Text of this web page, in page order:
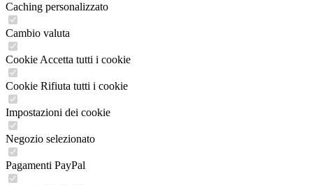
Caching personalizzato
Cambio valuta
Cookie Accetta tutti i cookie
Cookie Rifiuta tutti i cookie
Impostazioni dei cookie
Negozio selezionato
Pagamenti PayPal